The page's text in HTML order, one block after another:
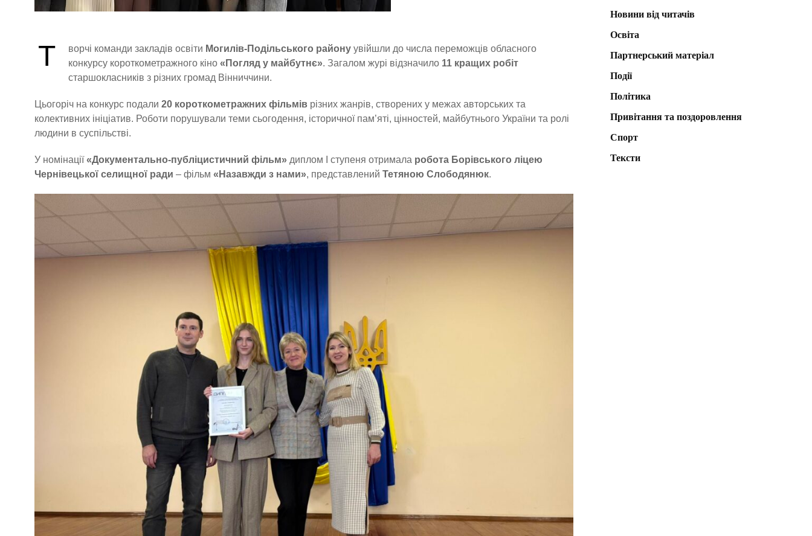
Т ворчі команди закладів освіти Могилів-Подільського району увійшли до числа переможців обласного
конкурсу короткометражного кіно «Погляд у майбутнє». Загалом журі відзначило 11 кращих робіт
старшокласників з різних громад Вінниччини.
Цьогоріч на конкурс подали 20 короткометражних фільмів різних жанрів, створених у межах авторських та
колективних ініціатив. Роботи порушували теми сьогодення, історичної пам’яті, цінностей, майбутнього України та ролі
людини в суспільстві.
У номінації«Документально-публіцистичний фільм» диплом І ступеня отримала робота Борівського ліцею
Чернівецької селищної ради – фільм «Назавжди з нами», представлений Тетяною Слободянюк.
Новини від читачів
Освіта
Партнерський матеріал
Події
Політика
Привітання та поздоровлення
Спорт
Тексти